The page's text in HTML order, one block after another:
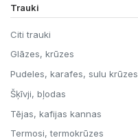
Trauki
Citi trauki
Glāzes, krūzes
Pudeles, karafes, sulu krūzes
Šķīvji, bļodas
Tējas, kafijas kannas
Termosi, termokrūzes